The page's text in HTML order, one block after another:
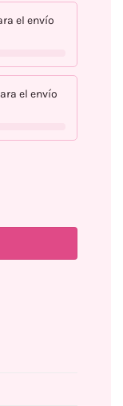
el envío
el envío